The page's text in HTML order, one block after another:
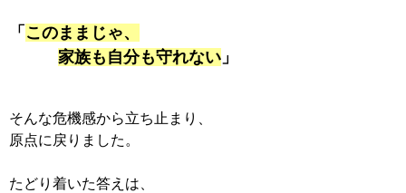
「 このままじゃ、
家族も自分も守れない 」
そんな危機感から立ち止まり、
原点に戻りました。
たどり着いた答えは、